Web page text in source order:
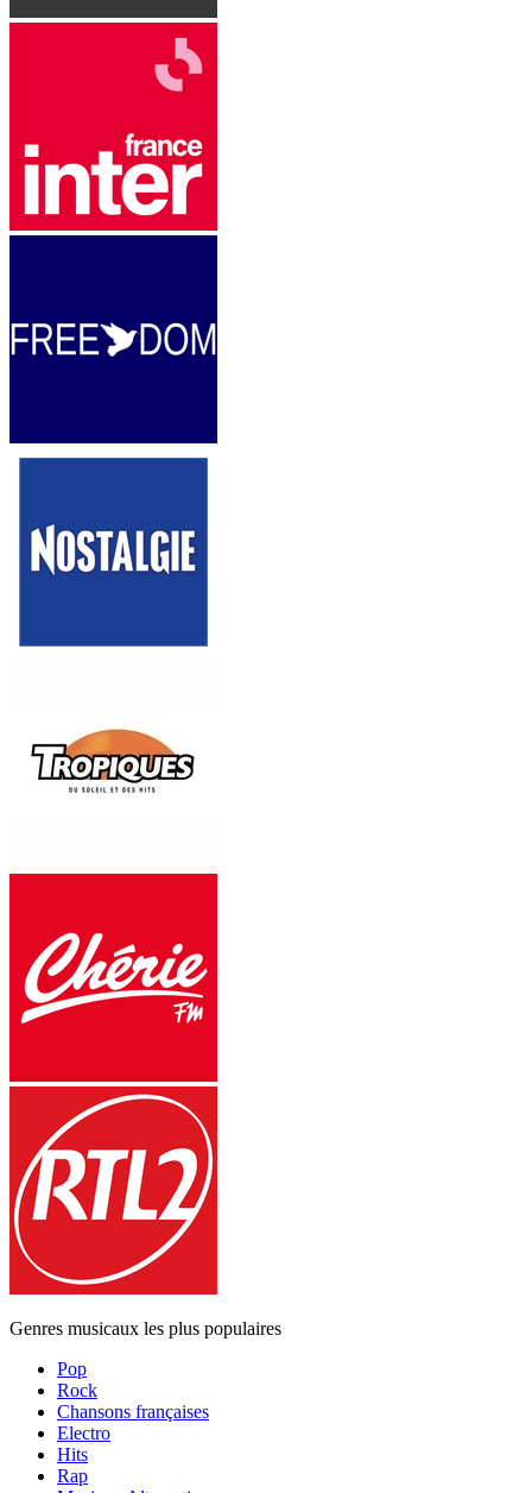
Genres musicaux les plus populaires
Pop
Rock
Chansons françaises
Electro
Hits
Rap